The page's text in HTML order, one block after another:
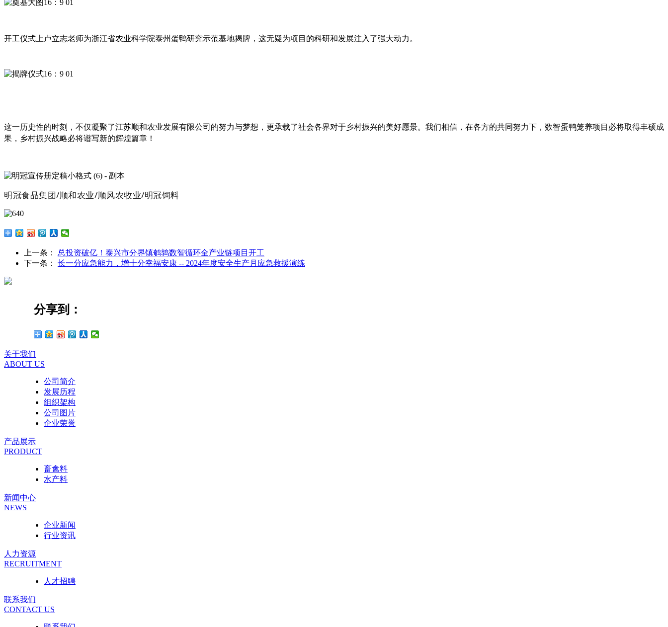
开工仪式上卢立志老师为浙江省农业科学院泰州蛋鸭研究示范基地揭牌，这无疑为项目的科研和发展注入了强大动力。
这一历史性的时刻，不仅凝聚了江苏顺和农业发展有限公司的努力与梦想，更承载了社会各界对于乡村振兴的美好愿景。我们相信，在各方的共同努力下，数智蛋鸭笼养项目必将取得丰硕成
果，乡村振兴战略必将谱写新的辉煌篇章！
明冠食品集团/顺和农业/顺风农牧业/明冠饲料
上一条：
总投资破亿！泰兴市分界镇鹌鹑数智循环全产业链项目开工
下一条：
长一分应急能力，增十分幸福安康 -- 2024年度安全生产月应急救援演练
分享到：
关于我们
ABOUT US
公司简介
发展历程
组织架构
公司图片
企业荣誉
产品展示
PRODUCT
畜禽料
水产料
新闻中心
NEWS
企业新闻
行业资讯
人力资源
RECRUITMENT
人才招聘
联系我们
CONTACT US